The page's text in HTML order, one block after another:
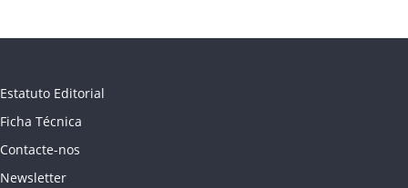
Estatuto Editorial
Ficha Técnica
Contacte-nos
Newsletter